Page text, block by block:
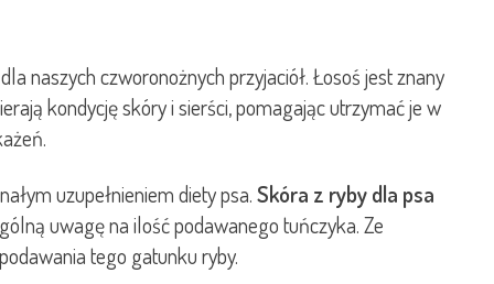
naszych czworonożnych przyjaciół. Łosoś jest znany
kondycję skóry i sierści, pomagając utrzymać je w
uzupełnieniem diety psa.Skóra z ryby dla psa
uwagę na ilość podawanego tuńczyka. Ze
tego gatunku ryby.